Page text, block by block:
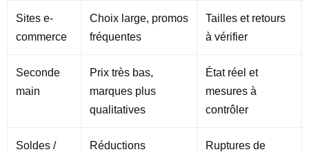
Sites e-
commerce
Choix large, promos
fréquentes
Tailles et retours
à vérifier
Seconde
main
Prix très bas,
marques plus
qualitatives
État réel et
mesures à
contrôler
Soldes /
Réductions
Ruptures de